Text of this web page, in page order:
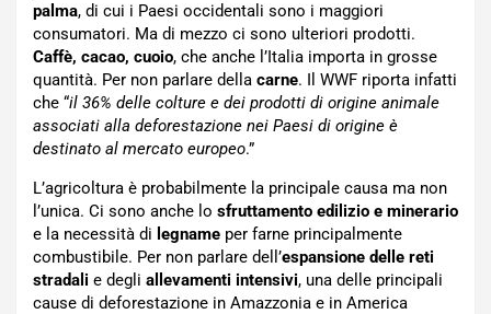
palma, di cui i Paesi occidentali sono i maggiori
consumatori. Ma di mezzo ci sono ulteriori prodotti.
Caffè, cacao, cuoio, che anche l’Italia importa in grosse
quantità. Per non parlare della carne. Il WWF riporta infatti
che “il 36% delle colture e dei prodotti di origine animale
associati alla deforestazione nei Paesi di origine è
destinato al mercato europeo.”
L’agricoltura è probabilmente la principale causa ma non
l’unica. Ci sono anche lo sfruttamento edilizio e minerario
e la necessità di legname per farne principalmente
combustibile. Per non parlare dell’espansione delle reti
stradali e degli allevamenti intensivi, una delle principali
cause di deforestazione in Amazzonia e in America